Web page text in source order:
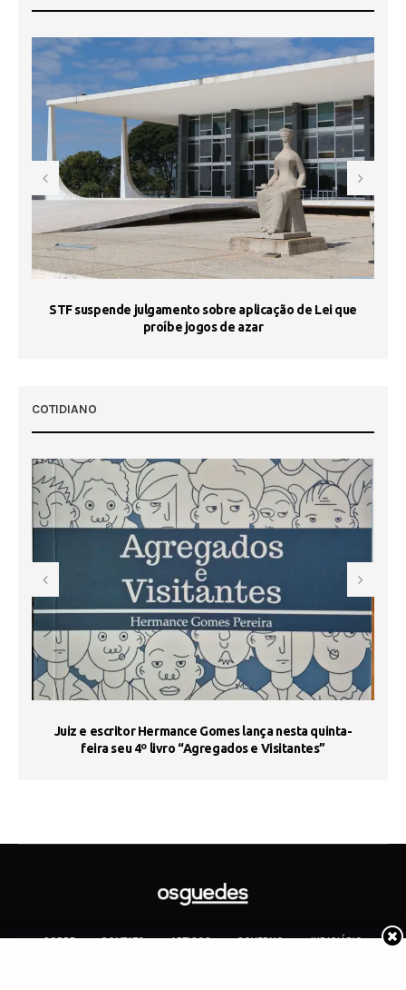
STF suspende julgamento sobre aplicação de Lei que
proíbe jogos de azar
COTIDIANO
Juiz e escritor Hermance Gomes lança nesta quinta-
feira seu 4º livro “Agregados e Visitantes”
SOBRE CONTATO ARTIGOS GOVERNO
JUDICIÁRIO